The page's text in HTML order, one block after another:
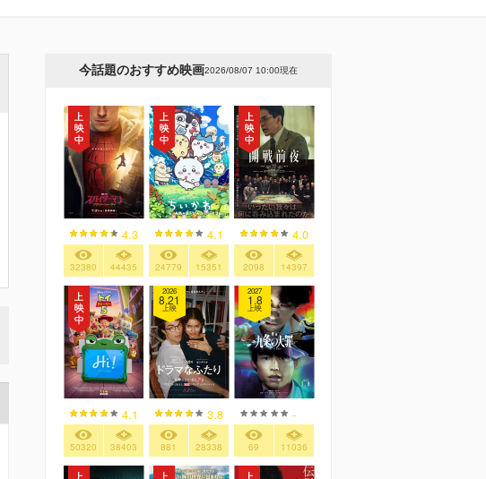
今話題のおすすめ映画2026/08/07 10:00現在
4.3
32380 44435
4.1
24779 15351
4.0
2098 14397
4.1
50320 38403
2026
8.21
上映
3.8
881 28338
2027
1.8
上映
-
69 11036